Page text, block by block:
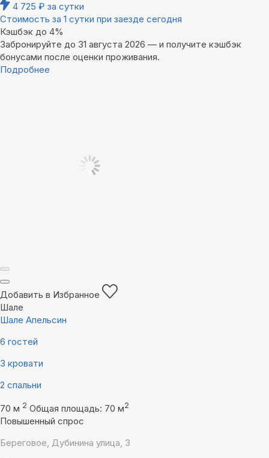
4 725 ₽ за сутки
Стоимость за 1 сутки при заезде сегодня
Кэшбэк до 4%
Забронируйте до 31 августа 2026 — и получите кэшбэк
бонусами после оценки проживания.
Подробнее
Добавить в Избранное
Шале
Шале Апельсин
6 гостей
3 кровати
2 спальни
70 м 2 Общая площадь: 70 м2
Повышенный спрос
Береговое, Дубинина улица, 3